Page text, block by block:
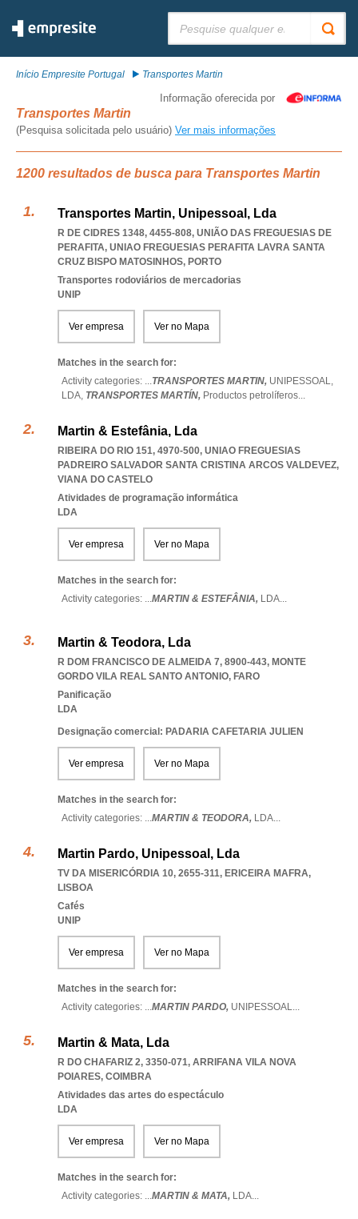
Início Empresite Portugal Transportes Martin
Informação oferecida por
Transportes Martin
(Pesquisa solicitada pelo usuário) Ver mais informações
1200 resultados de busca para Transportes Martin
Transportes Martin, Unipessoal, Lda
R DE CIDRES 1348, 4455-808, UNIÃO DAS FREGUESIAS DE
PERAFITA, UNIAO FREGUESIAS PERAFITA LAVRA SANTA
CRUZ BISPO MATOSINHOS, PORTO
Transportes rodoviários de mercadorias
UNIP
Ver empresa Ver no Mapa
Matches in the search for:
Activity categories: ...TRANSPORTES MARTIN, UNIPESSOAL,
LDA, TRANSPORTES MARTÍN, Productos petrolíferos...
Martin & Estefânia, Lda
RIBEIRA DO RIO 151, 4970-500, UNIAO FREGUESIAS
PADREIRO SALVADOR SANTA CRISTINA ARCOS VALDEVEZ,
VIANA DO CASTELO
Atividades de programação informática
LDA
Ver empresa Ver no Mapa
Matches in the search for:
Activity categories: ...MARTIN & ESTEFÂNIA, LDA...
Martin & Teodora, Lda
R DOM FRANCISCO DE ALMEIDA 7, 8900-443, MONTE
GORDO VILA REAL SANTO ANTONIO, FARO
Panificação
LDA
Designação comercial: PADARIA CAFETARIA JULIEN
Ver empresa Ver no Mapa
Matches in the search for:
Activity categories: ...MARTIN & TEODORA, LDA...
Martin Pardo, Unipessoal, Lda
TV DA MISERICÓRDIA 10, 2655-311, ERICEIRA MAFRA,
LISBOA
Cafés
UNIP
Ver empresa Ver no Mapa
Matches in the search for:
Activity categories: ...MARTIN PARDO, UNIPESSOAL...
Martin & Mata, Lda
R DO CHAFARIZ 2, 3350-071, ARRIFANA VILA NOVA
POIARES, COIMBRA
Atividades das artes do espectáculo
LDA
Ver empresa Ver no Mapa
Matches in the search for:
Activity categories: ...MARTIN & MATA, LDA...